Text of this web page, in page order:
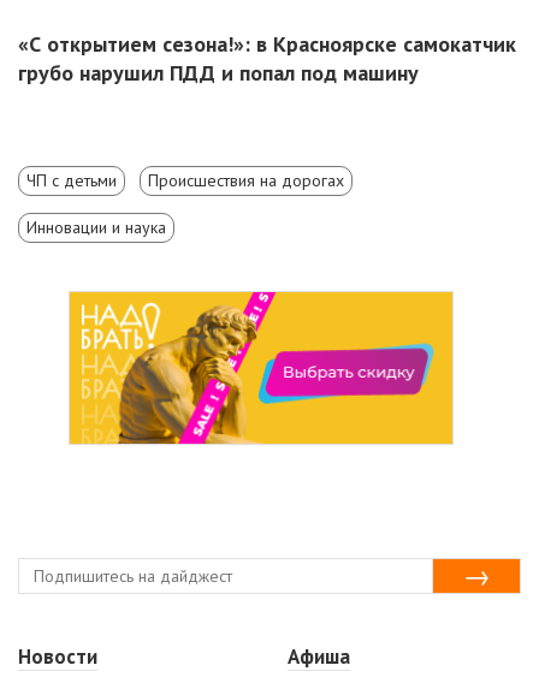
«С открытием сезона!»: в Красноярске самокатчик
грубо нарушил ПДД и попал под машину
ЧП с детьми Происшествия на дорогах
Инновации и наука
Новости
Афиша